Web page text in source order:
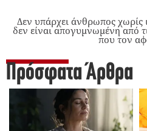
Δεν υπάρχει άνθρωπος χωρίς
δεν είναι απογυμνωμένη από
που τον
Πρόσφατα Άρθρα